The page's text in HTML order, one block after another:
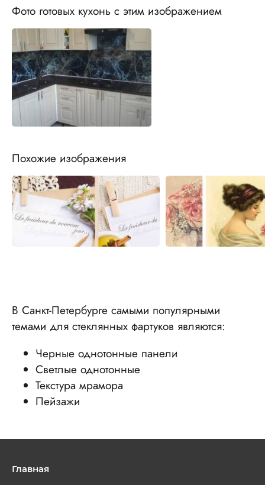
Фото готовых кухонь с этим изображением
Похожие изображения
В Санкт-Петербурге самыми популярными
темами для стеклянных фартуков являются:
Черные однотонные панели
Светлые однотонные
Текстура мрамора
Пейзажи
Главная